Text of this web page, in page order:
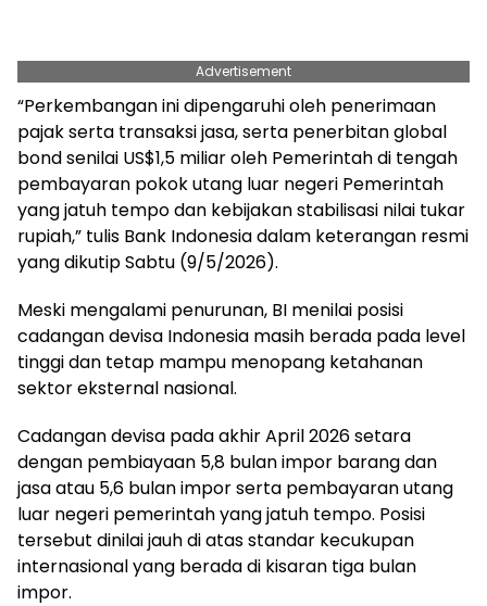
Advertisement
“Perkembangan ini dipengaruhi oleh penerimaan
pajak serta transaksi jasa, serta penerbitan global
bond senilai US$1,5 miliar oleh Pemerintah di tengah
pembayaran pokok utang luar negeri Pemerintah
yang jatuh tempo dan kebijakan stabilisasi nilai tukar
rupiah,” tulis Bank Indonesia dalam keterangan resmi
yang dikutip Sabtu (9/5/2026).
Meski mengalami penurunan, BI menilai posisi
cadangan devisa Indonesia masih berada pada level
tinggi dan tetap mampu menopang ketahanan
sektor eksternal nasional.
Cadangan devisa pada akhir April 2026 setara
dengan pembiayaan 5,8 bulan impor barang dan
jasa atau 5,6 bulan impor serta pembayaran utang
luar negeri pemerintah yang jatuh tempo. Posisi
tersebut dinilai jauh di atas standar kecukupan
internasional yang berada di kisaran tiga bulan
impor.